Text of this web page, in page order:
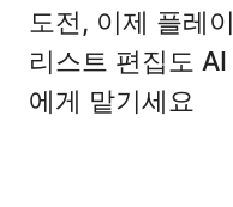
도전, 이제 플레이
리스트 편집도 AI
에게 맡기세요